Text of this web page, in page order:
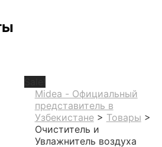
Midea - Официальный
представитель в
Узбекистане> Товары >
Очиститель и
Увлажнитель воздуха